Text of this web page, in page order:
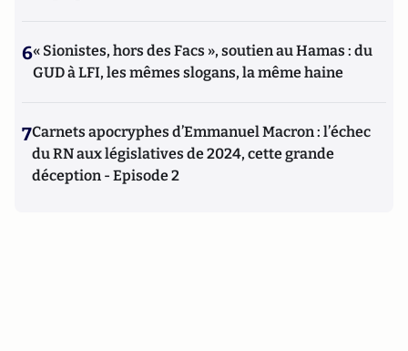
6« Sionistes, hors des Facs », soutien au Hamas : du
GUD à LFI, les mêmes slogans, la même haine
7Carnets apocryphes d’Emmanuel Macron : l’échec
du RN aux législatives de 2024, cette grande
déception - Episode 2